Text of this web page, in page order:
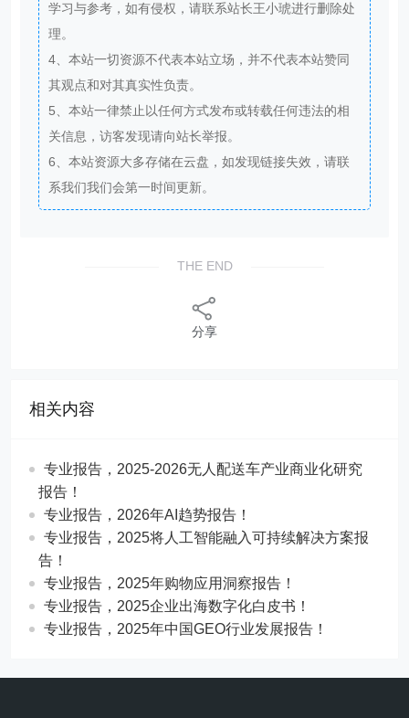
学习与参考，如有侵权，请联系站长王小琥进行删除处
理。
4、本站一切资源不代表本站立场，并不代表本站赞同
其观点和对其真实性负责。
5、本站一律禁止以任何方式发布或转载任何违法的相
关信息，访客发现请向站长举报。
6、本站资源大多存储在云盘，如发现链接失效，请联
系我们我们会第一时间更新。
THE END
分享
相关内容
专业报告，2025-2026无人配送车产业商业化研究
报告！
专业报告，2026年AI趋势报告！
​​专业报告，2025将人工智能融入可持续解决方案报
告！
专业报告，2025年购物应用洞察报告！
专业报告，2025企业出海数字化白皮书！
专业报告，2025年中国GEO行业发展报告！